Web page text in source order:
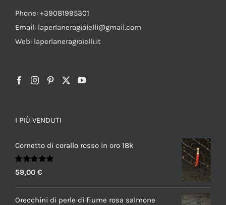
Phone: +39081995301
Email: laperlaneragioielli@gmail.com
Web: laperlaneragioielli.it
I PIÙ VENDUTI
Cornetto di corallo rosso in oro 18k
Valutato
5.00 su 5
59,00 €
Orecchini di perle di fiume rosa salmone